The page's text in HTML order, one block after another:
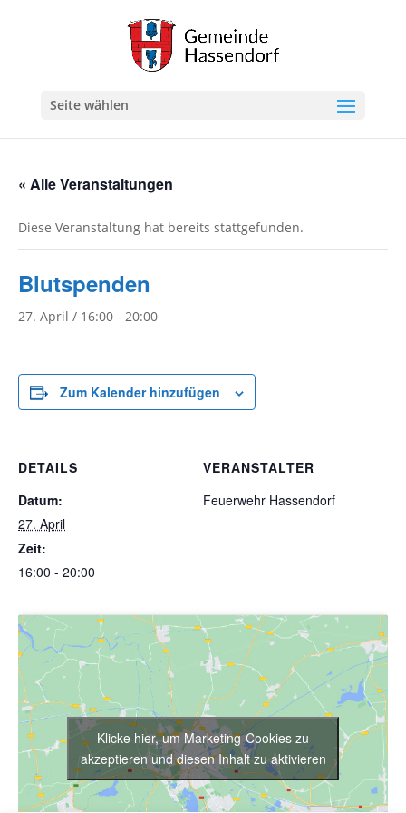
Seite wählen
« Alle Veranstaltungen
Diese Veranstaltung hat bereits stattgefunden.
Blutspenden
27. April / 16:00 - 20:00
Zum Kalender hinzufügen
DETAILS
Datum:
27. April
Zeit:
16:00 - 20:00
VERANSTALTER
Feuerwehr Hassendorf
Klicke hier, um Marketing-Cookies zu
akzeptieren und diesen Inhalt zu aktivieren